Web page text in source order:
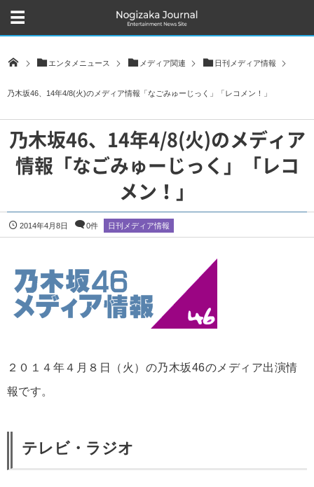
エンタメニュース メディア関連 日刊メディア情報
乃木坂46、14年4/8(火)のメディア情報「なごみゅーじっく」「レコメン！」
乃木坂46、14年4/8(火)のメディア
情報「なごみゅーじっく」「レコ
メン！」
2014年4月8日 0件 日刊メディア情報
２０１４年４月８日（火）の乃木坂46のメディア出演情
報です。
テレビ・ラジオ